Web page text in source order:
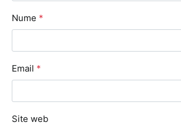
Nume *
Email *
Site web